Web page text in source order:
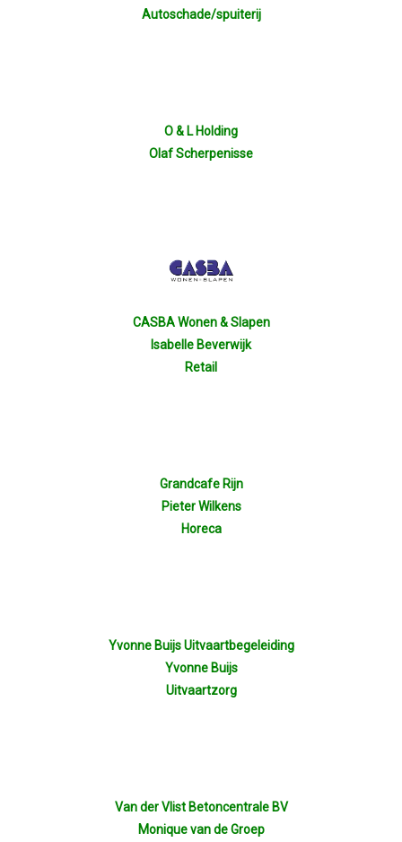
Autoschade/spuiterij
O & L Holding
Olaf Scherpenisse
CASBA Wonen & Slapen
Isabelle Beverwijk
Retail
Grandcafe Rijn
Pieter Wilkens
Horeca
Yvonne Buijs Uitvaartbegeleiding
Yvonne Buijs
Uitvaartzorg
Van der Vlist Betoncentrale BV
Monique van de Groep